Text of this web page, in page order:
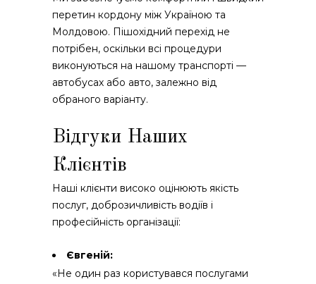
перетин кордону між Україною та
Молдовою. Пішохідний перехід не
потрібен, оскільки всі процедури
виконуються на нашому транспорті —
автобусах або авто, залежно від
обраного варіанту.
Відгуки Наших
Клієнтів
Наші клієнти високо оцінюють якість
послуг, доброзичливість водіїв і
професійність організації:
Євгеній:
«Не один раз користувався послугами